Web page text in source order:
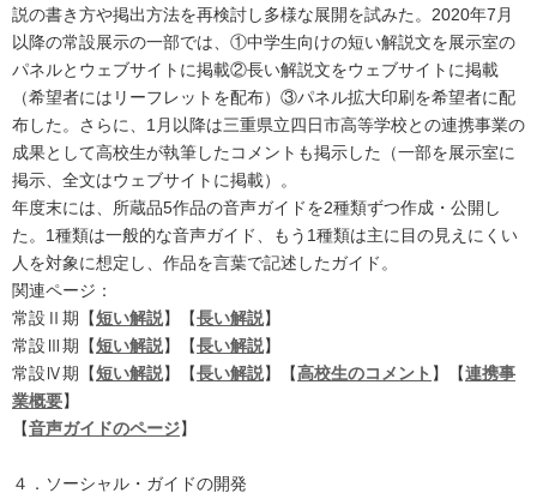
説の書き方や掲出方法を再検討し多様な展開を試みた。2020年7月
以降の常設展示の一部では、①中学生向けの短い解説文を展示室の
パネルとウェブサイトに掲載②長い解説文をウェブサイトに掲載
（希望者にはリーフレットを配布）③パネル拡大印刷を希望者に配
布した。さらに、1月以降は三重県立四日市高等学校との連携事業の
成果として高校生が執筆したコメントも掲示した（一部を展示室に
掲示、全文はウェブサイトに掲載）。
年度末には、所蔵品5作品の音声ガイドを2種類ずつ作成・公開し
た。1種類は一般的な音声ガイド、もう1種類は主に目の見えにくい
人を対象に想定し、作品を言葉で記述したガイド。
関連ページ：
常設Ⅱ期【短い解説】【長い解説】
常設Ⅲ期【短い解説】【長い解説】
常設Ⅳ期【短い解説】【長い解説】【高校生のコメント 】【連携事
業概要】
【音声ガイドのページ】
４．ソーシャル・ガイドの開発